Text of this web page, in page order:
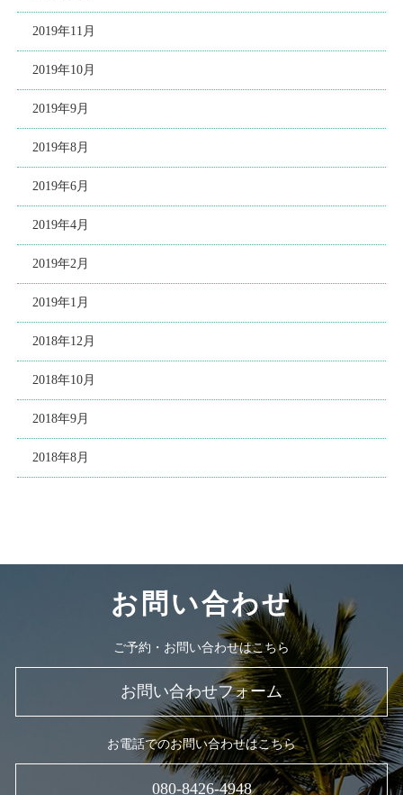
2019年11月
2019年10月
2019年9月
2019年8月
2019年6月
2019年4月
2019年2月
2019年1月
2018年12月
2018年10月
2018年9月
2018年8月
お問い合わせ
ご予約・お問い合わせはこちら
お問い合わせフォーム
お電話でのお問い合わせはこちら
080-8426-4948